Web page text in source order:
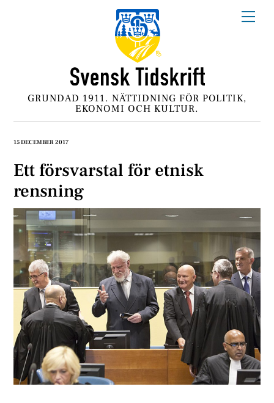
GRUNDAD 1911. NÄTTIDNING FÖR POLITIK,
EKONOMI OCH KULTUR.
15 DECEMBER 2017
Ett försvarstal för etnisk
rensning